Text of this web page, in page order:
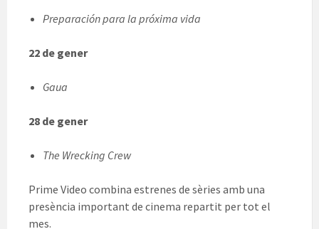
Preparación para la próxima vida
22 de gener
Gaua
28 de gener
The Wrecking Crew
Prime Video combina estrenes de sèries amb una
presència important de cinema repartit per tot el
mes.